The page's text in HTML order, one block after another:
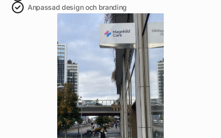
Anpassad design och branding